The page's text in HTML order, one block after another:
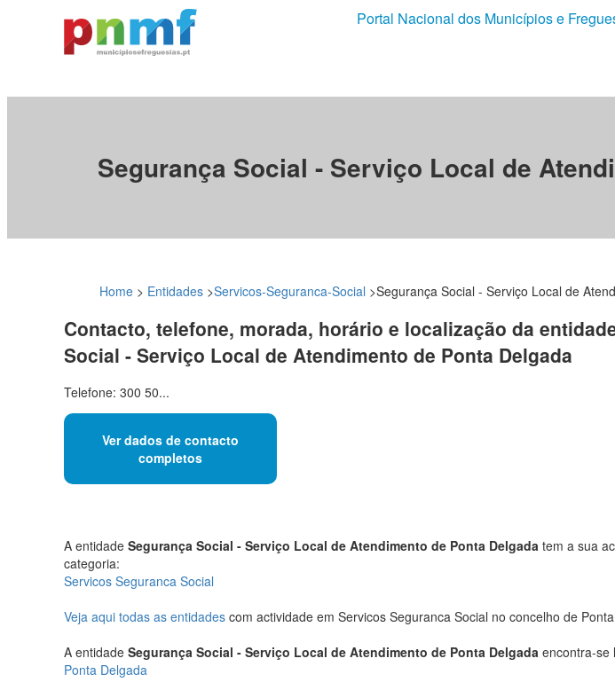
Portal Nacional dos Municípios e
Segurança Social - Serviço Local de
Home > Entidades >Servicos-Seguranca-Social >Segurança Social - Serviço Local de
Contacto, telefone, morada, horário e localização da
Social - Serviço Local de Atendimento de Ponta Delgada
Telefone: 300 50...
Ver dados de contacto
completos
A entidade Segurança Social - Serviço Local de Atendimento de Ponta Delgada tem a sua
categoria:
Servicos Seguranca Social
Veja aqui todas as entidades com actividade em Servicos Seguranca Social no concelho de
A entidade Segurança Social - Serviço Local de Atendimento de Ponta Delgada encontra-se
Ponta Delgada